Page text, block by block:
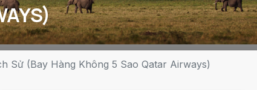
Sử (Bay Hàng Không 5 Sao Qatar Airways)